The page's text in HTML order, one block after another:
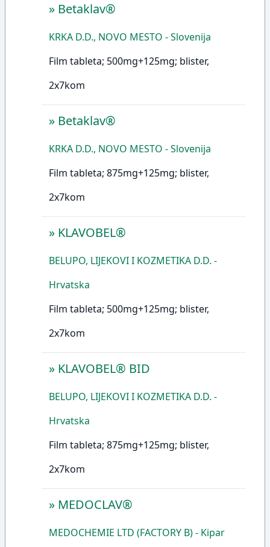
» Betaklav®
KRKA D.D., NOVO MESTO - Slovenija
Film tableta; 500mg+125mg; blister,
2x7kom
» Betaklav®
KRKA D.D., NOVO MESTO - Slovenija
Film tableta; 875mg+125mg; blister,
2x7kom
» KLAVOBEL®
BELUPO, LIJEKOVI I KOZMETIKA D.D. -
Hrvatska
Film tableta; 500mg+125mg; blister,
2x7kom
» KLAVOBEL® BID
BELUPO, LIJEKOVI I KOZMETIKA D.D. -
Hrvatska
Film tableta; 875mg+125mg; blister,
2x7kom
» MEDOCLAV®
MEDOCHEMIE LTD (FACTORY B) - Kipar